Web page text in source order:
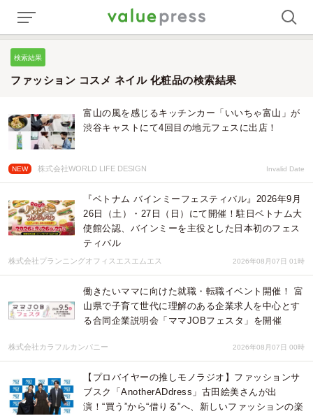
検索結果
ファッション コスメ ネイル 化粧品の検索結果
富山の風を感じるキッチンカー「いいちゃ富山」が
渋谷キャストにて4回目の地元フェスに出店！
NEW 株式会社WORLD LIFE DESIGN Invalid Date
『ベトナム バインミーフェスティバル』2026年9月
26日（土）・27日（日）にて開催！駐日ベトナム大
使館公認、バインミーを主役とした日本初のフェス
ティバル
株式会社プランニングオフィスエスエムエス 2026年08月07日 01時
働きたいママに向けた就職・転職イベント開催！ 富
山県で子育て世代に理解のある企業求人を中心とす
る合同企業説明会「ママJOBフェスタ」を開催
株式会社カラフルカンパニー 2026年08月07日 00時
【プロバイヤーの推しモノラジオ】ファッションサ
ブスク「AnotherADdress」古田絵美さんが出
演！“買う”から“借りる”へ、新しいファッションの楽